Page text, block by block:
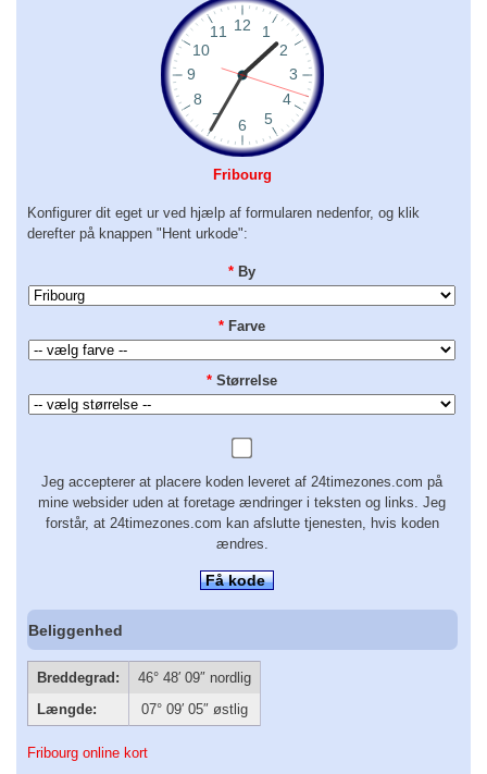
Fribourg
Konfigurer dit eget ur ved hjælp af formularen nedenfor, og klik
derefter på knappen "Hent urkode":
* By
* Farve
* Størrelse
Jeg accepterer at placere koden leveret af 24timezones.com på
mine websider uden at foretage ændringer i teksten og links. Jeg
forstår, at 24timezones.com kan afslutte tjenesten, hvis koden
ændres.
Få kode
Beliggenhed
Breddegrad:
46° 48′ 09″ nordlig
Længde:
07° 09′ 05″ østlig
Fribourg online kort